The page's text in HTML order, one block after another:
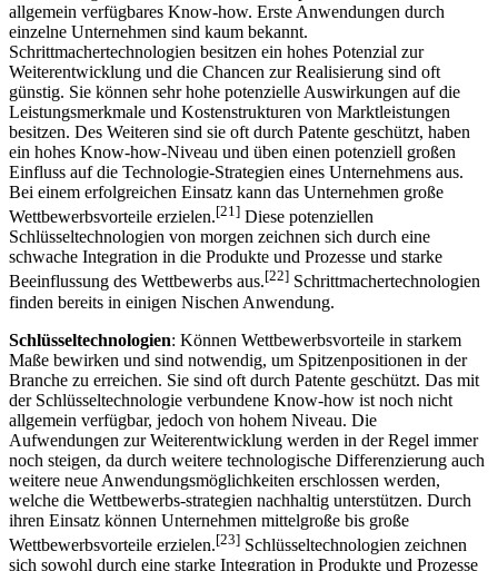
Schrittmachertechnologien: Diese befinden sich im
Entwicklungsstadium und umfassen ein spezielles, noch nicht
allgemein verfügbares Know-how. Erste Anwendungen durch
einzelne Unternehmen sind kaum bekannt.
Schrittmachertechnologien besitzen ein hohes Potenzial zur
Weiterentwicklung und die Chancen zur Realisierung sind oft
günstig. Sie können sehr hohe potenzielle Auswirkungen auf die
Leistungsmerkmale und Kostenstrukturen von Marktleistungen
besitzen. Des Weiteren sind sie oft durch Patente geschützt, haben
ein hohes Know-how-Niveau und üben einen potenziell großen
Einfluss auf die Technologie-Strategien eines Unternehmens aus.
Bei einem erfolgreichen Einsatz kann das Unternehmen große
Wettbewerbsvorteile erzielen.[21]Diese potenziellen
Schlüsseltechnologien von morgen zeichnen sich durch eine
schwache Integration in die Produkte und Prozesse und starke
finden bereits in einigen Nischen Anwendung.
Schlüsseltechnologien: Können Wettbewerbsvorteile in starkem
Maße bewirken und sind notwendig, um Spitzenpositionen in der
Branche zu erreichen. Sie sind oft durch Patente geschützt. Das mit
der Schlüsseltechnologie verbundene Know-how ist noch nicht
allgemein verfügbar, jedoch von hohem Niveau. Die
Aufwendungen zur Weiterentwicklung werden in der Regel immer
noch steigen, da durch weitere technologische Differenzierung auch
weitere neue Anwendungsmöglichkeiten erschlossen werden,
welche die Wettbewerbs-strategien nachhaltig unterstützen. Durch
ihren Einsatz können Unternehmen mittelgroße bis große